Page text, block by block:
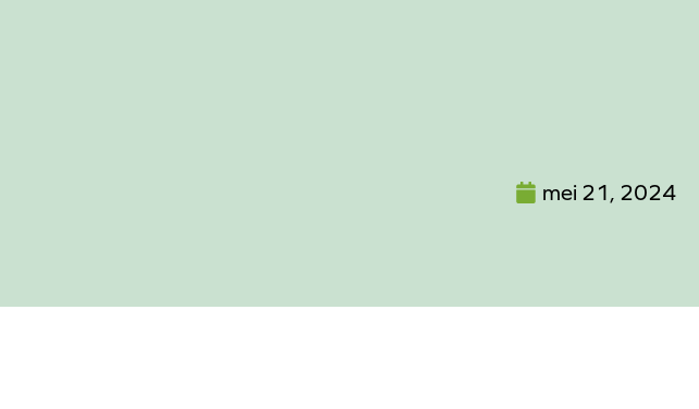
mei 21, 2024